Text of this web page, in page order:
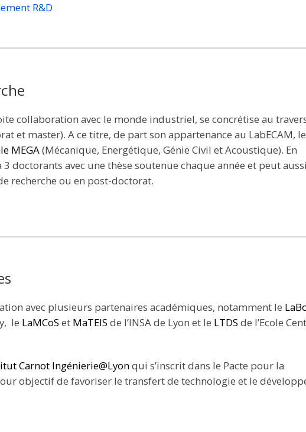
R&D
collaboration avec le monde industriel, se concrétise au
et master). A ce titre, de part son appartenance au LabECAM,
MEGA(Mécanique, Energétique, Génie Civil et Acoustique). En
doctorants avec une thèse soutenue chaque année et peut aussi
recherche ou en post-doctorat.
avec plusieurs partenaires académiques, notamment le
le LaMCoS et MaTEIS de l’INSA de Lyon et le LTDS de l’Ecole
Carnot Ingénierie@Lyonqui s’inscrit dans le Pacte pour la
objectif de favoriser le transfert de technologie et le